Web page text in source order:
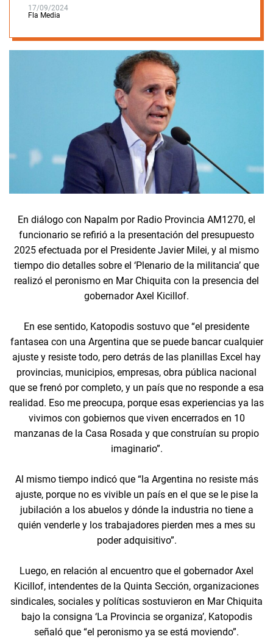
17/09/2024
Fla Media
En diálogo con Napalm por Radio Provincia AM1270, el
funcionario se refirió a la presentación del presupuesto
2025 efectuada por el Presidente Javier Milei, y al mismo
tiempo dio detalles sobre el ‘Plenario de la militancia’ que
realizó el peronismo en Mar Chiquita con la presencia del
gobernador Axel Kicillof.
En ese sentido, Katopodis sostuvo que “el presidente
fantasea con una Argentina que se puede bancar cualquier
ajuste y resiste todo, pero detrás de las planillas Excel hay
provincias, municipios, empresas, obra pública nacional
que se frenó por completo, y un país que no responde a esa
realidad. Eso me preocupa, porque esas experiencias ya las
vivimos con gobiernos que viven encerrados en 10
manzanas de la Casa Rosada y que construían su propio
imaginario”.
Al mismo tiempo indicó que “la Argentina no resiste más
ajuste, porque no es vivible un país en el que se le pise la
jubilación a los abuelos y dónde la industria no tiene a
quién venderle y los trabajadores pierden mes a mes su
poder adquisitivo”.
Luego, en relación al encuentro que el gobernador Axel
Kicillof, intendentes de la Quinta Sección, organizaciones
sindicales, sociales y políticas sostuvieron en Mar Chiquita
bajo la consigna ‘La Provincia se organiza’, Katopodis
señaló que “el peronismo ya se está moviendo”.